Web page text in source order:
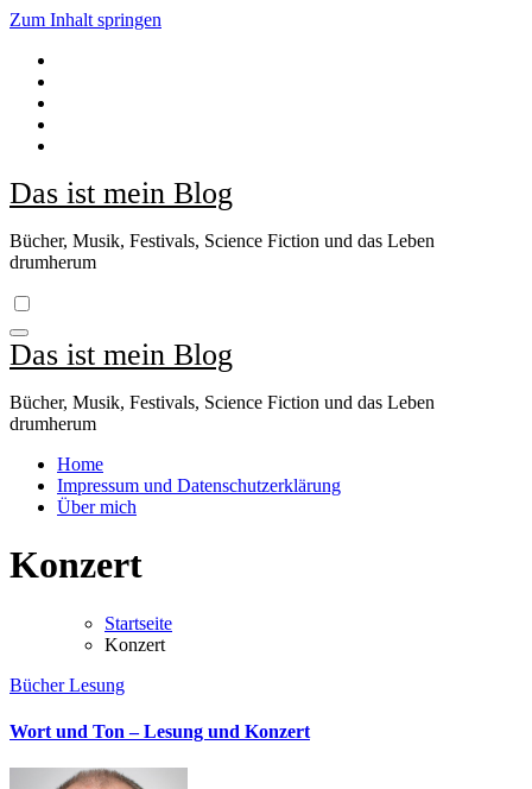
Zum Inhalt springen
Das ist mein Blog
Bücher, Musik, Festivals, Science Fiction und das Leben
drumherum
Das ist mein Blog
Bücher, Musik, Festivals, Science Fiction und das Leben
drumherum
Home
Impressum und Datenschutzerklärung
Über mich
Konzert
Startseite
Konzert
BücherLesung
Wort und Ton – Lesung und Konzert